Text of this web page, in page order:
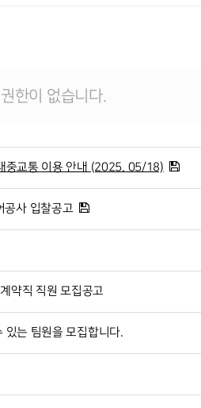
한이 없습니다.
중교통 이용 안내 (2025. 05/18)
공사 입찰공고
약직 직원 모집공고
있는 팀원을 모집합니다.